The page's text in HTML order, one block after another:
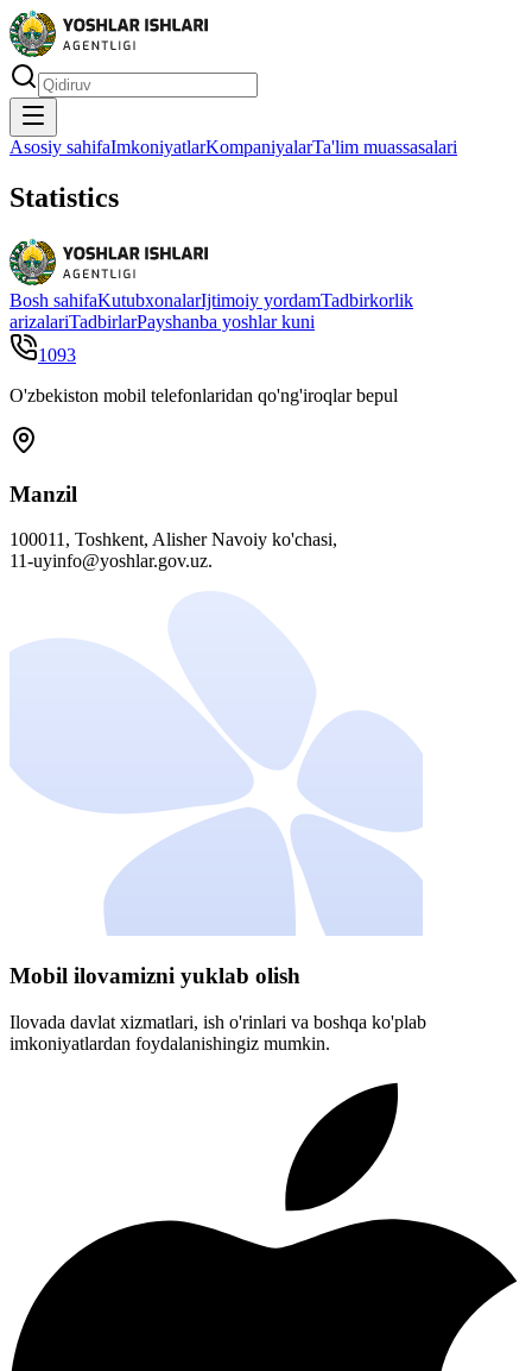
Asosiy sahifaImkoniyatlarKompaniyalarTa'lim muassasalari
Statistics
Bosh sahifaKutubxonalarIjtimoiy yordamTadbirkorlik
arizalariTadbirlarPayshanba yoshlar kuni
1093
O'zbekiston mobil telefonlaridan qo'ng'iroqlar bepul
Manzil
100011, Toshkent, Alisher Navoiy ko'chasi,
11-uyinfo@yoshlar.gov.uz.
Mobil ilovamizni yuklab olish
Ilovada davlat xizmatlari, ish o'rinlari va boshqa ko'plab
imkoniyatlardan foydalanishingiz mumkin.